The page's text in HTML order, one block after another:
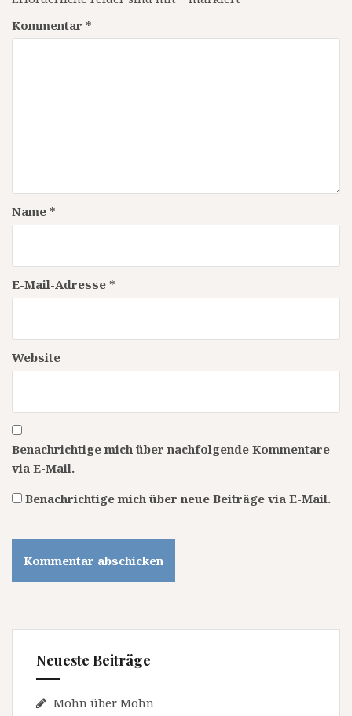
Kommentar *
Name *
E-Mail-Adresse *
Website
Benachrichtige mich über nachfolgende Kommentare
via E-Mail.
Benachrichtige mich über neue Beiträge via E-Mail.
Neueste Beiträge
Mohn über Mohn